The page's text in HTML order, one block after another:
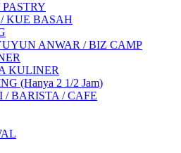
KUE BASAH
ANWAR / BIZ CAMP
KULINER
(Hanya 2 1/2 Jam)
/ BARISTA / CAFE